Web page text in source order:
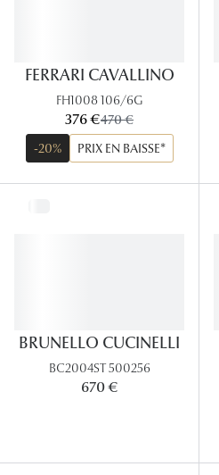
FERRARI CAVALLINO
FH1008 106/6G
maintenant:
376 €ancien prix:
470 €
-20%
PRIX EN BAISSE*
BRUNELLO CUCINELLI
BC2004ST 500256
670 €